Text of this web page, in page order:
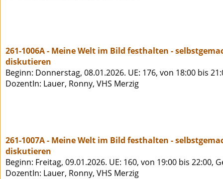
261-1006A - Meine Welt im Bild festhalten -
diskutieren
Beginn: Donnerstag, 08.01.2026. UE: 176, von 18:00 bis
DozentIn: Lauer, Ronny, VHS Merzig
261-1007A - Meine Welt im Bild festhalten -
diskutieren
Beginn: Freitag, 09.01.2026. UE: 160, von 19:00 bis 22:00,
DozentIn: Lauer, Ronny, VHS Merzig